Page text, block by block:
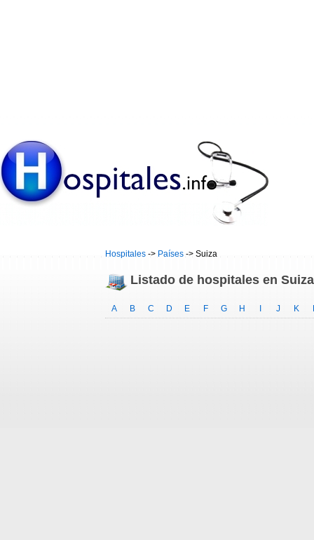
Hospitales -> Países -> Suiza
Listado de hospitales en Suiza
A B C D E F G H J K